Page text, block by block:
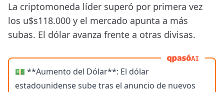
La criptomoneda líder superó por primera vez
los u$s118.000 y el mercado apunta a más
subas. El dólar avanza frente a otras divisas.
AI
💵 **Aumento del Dólar**: El dólar
estadounidense sube tras el anuncio de nuevos